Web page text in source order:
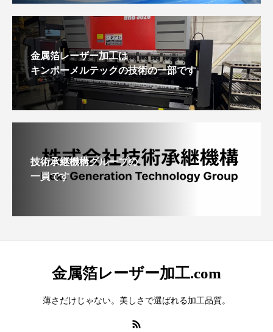
金属箔レーザー加工は
キンポーメルテックの技術の一部です
技術承継機構グループの
一員です
金属箔レーザー加工.com
薄さだけじゃない。美しさで選ばれる加工品質。